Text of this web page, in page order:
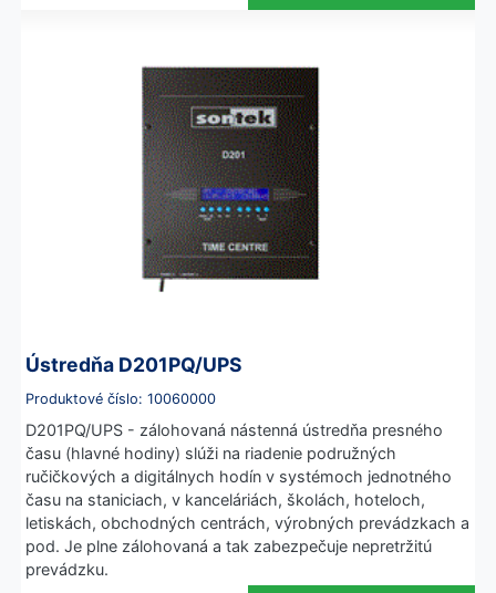
Ústredňa D201PQ/UPS
Produktové číslo: 10060000
D201PQ/UPS - zálohovaná nástenná ústredňa presného
času (hlavné hodiny) slúži na riadenie podružných
ručičkových a digitálnych hodín v systémoch jednotného
času na staniciach, v kanceláriách, školách, hoteloch,
letiskách, obchodných centrách, výrobných prevádzkach a
pod. Je plne zálohovaná a tak zabezpečuje nepretržitú
prevádzku.